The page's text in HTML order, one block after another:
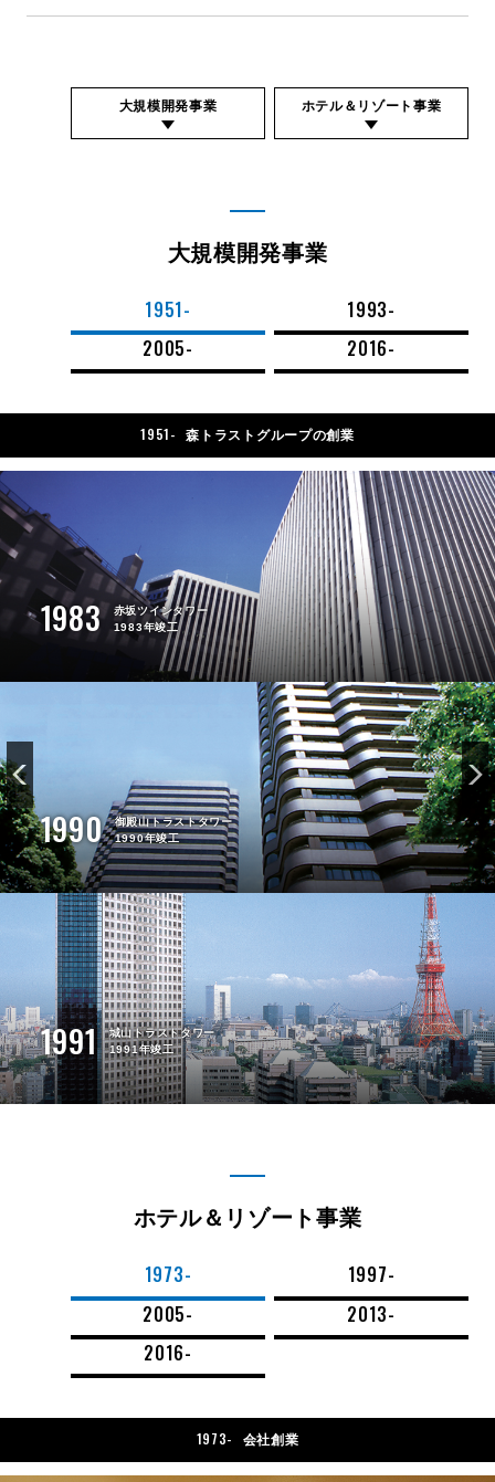
大規模開発事業 ホテル＆リゾート事業
大規模開発事業
1951-
1993-
2005-
2016-
1951- 森トラストグループの創業
1983
赤坂ツインタワー
1983年竣工
1990
御殿山トラストタワー
1990年竣工
1991
城山トラストタワー
1991年竣工
ホテル＆リゾート事業
1973-
1997-
2005-
2013-
2016-
1973- 会社創業